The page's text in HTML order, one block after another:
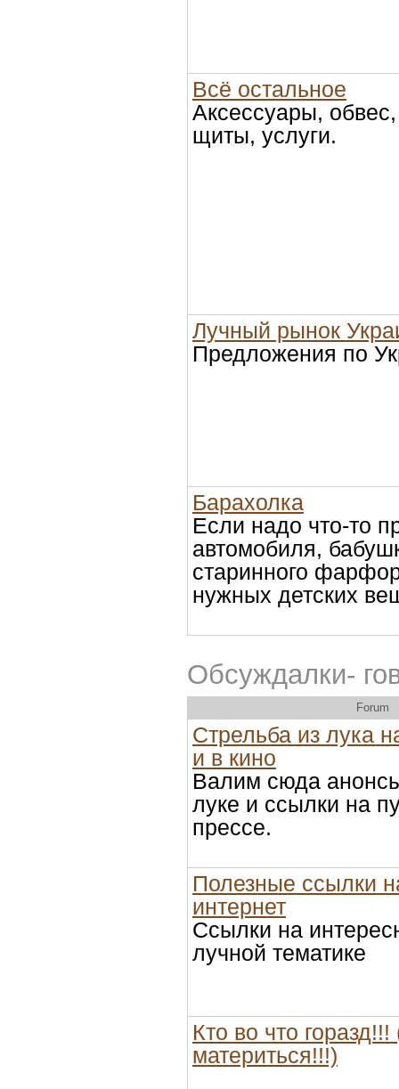
Всё остальное
Аксессуары,
щиты, услуги.
Лучный рынок
Предложения по
Барахолка
Если надо что-то
автомобиля,
старинного
нужных детских
Обсуждалки-
Forum
Стрельба из лука
и в кино
Валим сюда
луке и ссылки на
прессе.
Полезные ссылки
интернет
Ссылки на
лучной тематике
Кто во что горазд!!!
материться!!!)